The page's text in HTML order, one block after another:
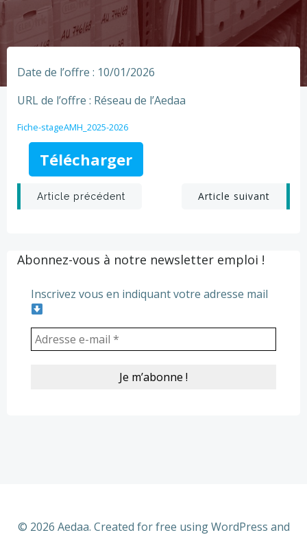
Date de l’offre : 10/01/2026
URL de l’offre : Réseau de l’Aedaa
Fiche-stageAMH_2025-2026
Télécharger
Post
Article précédent
PostArticle suivant
Abonnez-vous à notre newsletter emploi !
Inscrivez vous en indiquant votre adresse mail
© 2026 Aedaa. Created for free using WordPress and